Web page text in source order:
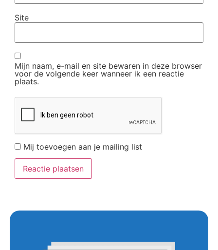
Site
Mijn naam, e-mail en site bewaren in deze browser
voor de volgende keer wanneer ik een reactie
plaats.
Mij toevoegen aan je mailing list